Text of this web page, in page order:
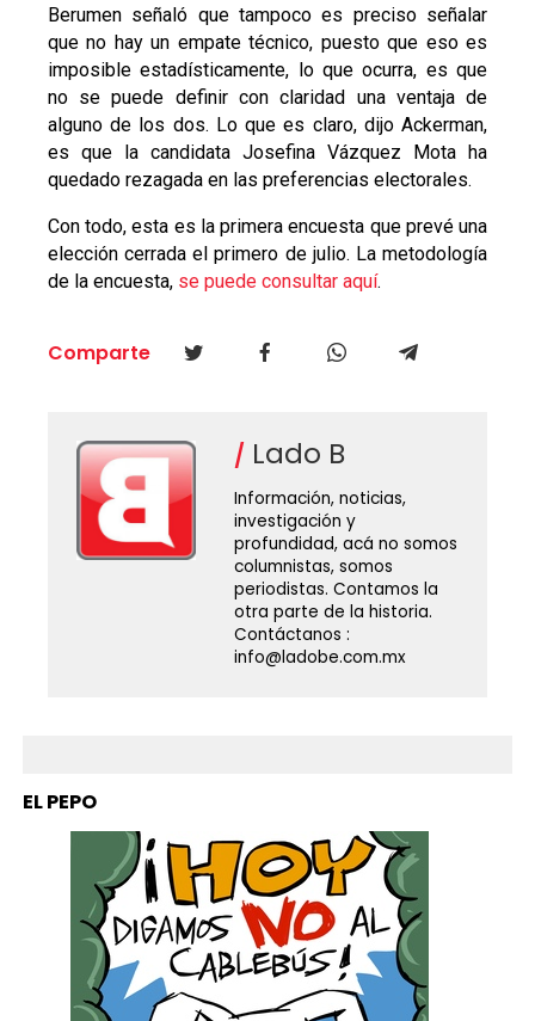
Berumen señaló que tampoco es preciso señalar
que no hay un empate técnico, puesto que eso es
imposible estadísticamente, lo que ocurra, es que
no se puede definir con claridad una ventaja de
alguno de los dos. Lo que es claro, dijo Ackerman,
es que la candidata Josefina Vázquez Mota ha
quedado rezagada en las preferencias electorales.
Con todo, esta es la primera encuesta que prevé una
elección cerrada el primero de julio. La metodología
de la encuesta, se puede consultar aquí.
Comparte
Lado B
Información, noticias,
investigación y
profundidad, acá no somos
columnistas, somos
periodistas. Contamos la
otra parte de la historia.
Contáctanos :
info@ladobe.com.mx
EL PEPO